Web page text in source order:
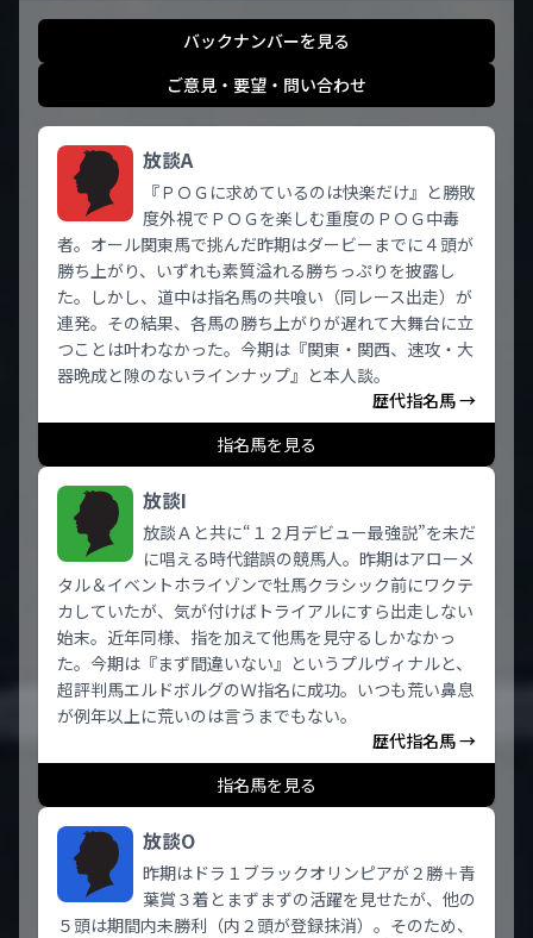
バックナンバーを見る
ご意見・要望・問い合わせ
放談A
『ＰＯＧに求めているのは快楽だけ』と勝敗
度外視でＰＯＧを楽しむ重度のＰＯＧ中毒
者。オール関東馬で挑んだ昨期はダービーまでに４頭が
勝ち上がり、いずれも素質溢れる勝ちっぷりを披露し
た。しかし、道中は指名馬の共喰い（同レース出走）が
連発。その結果、各馬の勝ち上がりが遅れて大舞台に立
つことは叶わなかった。今期は『関東・関西、速攻・大
器晩成と隙のないラインナップ』と本人談。
歴代指名馬 →
指名馬を見る
放談I
放談Ａと共に“１２月デビュー最強説”を未だ
に唱える時代錯誤の競馬人。昨期はアローメ
タル＆イベントホライゾンで牡馬クラシック前にワクテ
カしていたが、気が付けばトライアルにすら出走しない
始末。近年同様、指を加えて他馬を見守るしかなかっ
た。今期は『まず間違いない』というプルヴィナルと、
超評判馬エルドボルグのＷ指名に成功。いつも荒い鼻息
が例年以上に荒いのは言うまでもない。
歴代指名馬 →
指名馬を見る
放談O
昨期はドラ１ブラックオリンピアが２勝＋青
葉賞３着とまずまずの活躍を見せたが、他の
５頭は期間内未勝利（内２頭が登録抹消）。そのため、